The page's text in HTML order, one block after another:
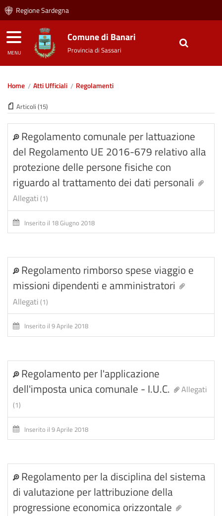
Regione Sardegna
MENU
Comune di Banari
Provincia di Sassari
Home Atti Ufficiali Regolamenti
Articoli (15)
Regolamento comunale per lattuazione
del Regolamento UE 2016-679 relativo alla
protezione delle persone fisiche con
riguardo al trattamento dei dati personali
Allegati(1)
Inserito il 18 Giugno 2018
Regolamento rimborso spese viaggio e
missioni dipendenti e amministratori
Allegati(1)
Inserito il 9 Aprile 2018
Regolamento per l'applicazione
dell'imposta unica comunale - I.U.C.
Allegati
(1)
Inserito il 9 Aprile 2018
Regolamento per la disciplina del sistema
di valutazione per lattribuzione della
progressione economica orizzontale